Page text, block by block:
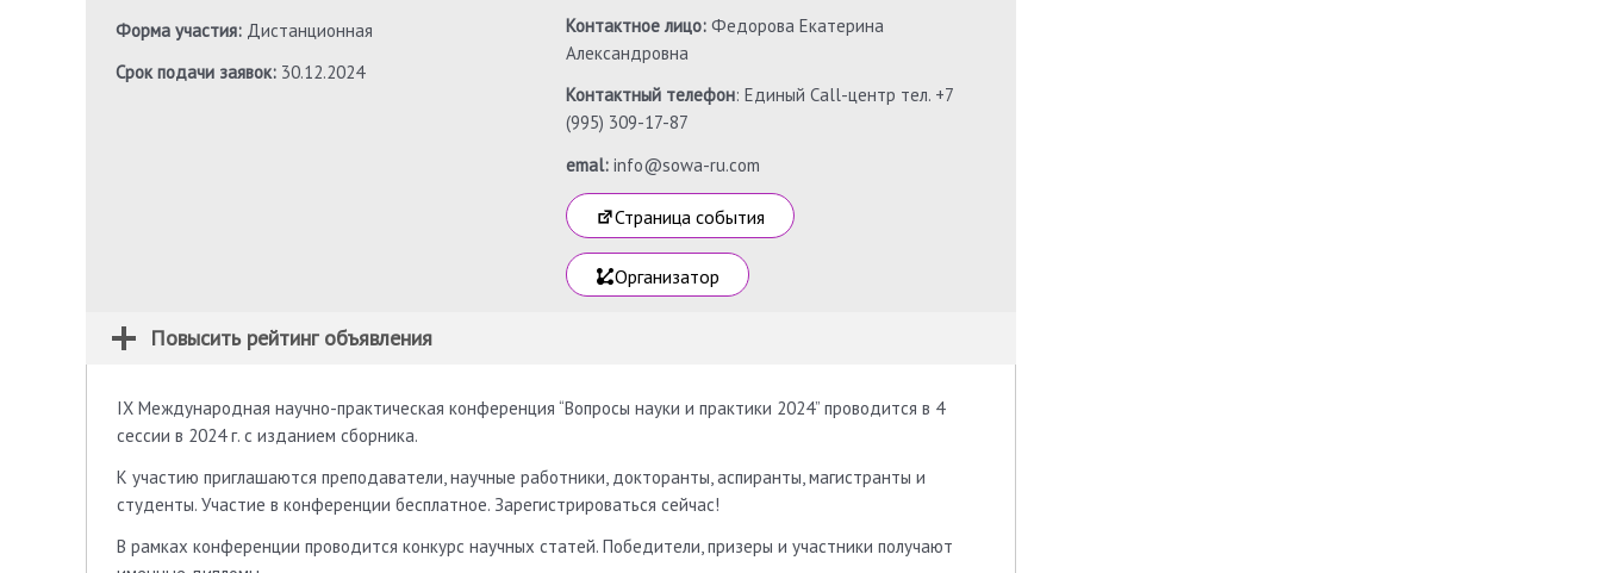
Форма участия: Дистанционная
Срок подачи заявок: 30.12.2024
Контактное лицо: Федорова Екатерина
Александровна
Контактный телефон: Единый Call-центр тел. +7
(995) 309-17-87
emal:info@sowa-ru.com
Страница события
Организатор
Повысить рейтинг объявления
IX Международная научно-практическая конференция “Вопросы науки и практики 2024” проводится в 4
сессии в 2024 г. с изданием сборника.
К участию приглашаются преподаватели, научные работники, докторанты, аспиранты, магистранты и
студенты. Участие в конференции бесплатное. Зарегистрироваться сейчас!
В рамках конференции проводится конкурс научных статей. Победители, призеры и участники получают